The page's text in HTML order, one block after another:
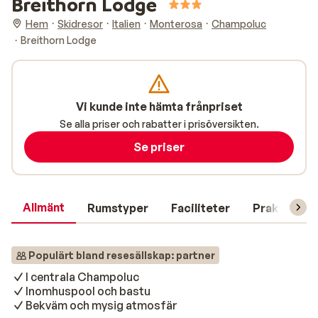
Hem Skidresor Italien Monterosa
Champoluc
Breithorn Lodge
Allmänt Rumstyper Faciliteter Praktisk
Populärt bland resesällskap: partner
I centrala Champoluc
Inomhuspool och bastu
Bekväm och mysig atmosfär
Vi kunde inte hämta frånpriset
Se alla priser och rabatter i prisöversikten.
Se priser